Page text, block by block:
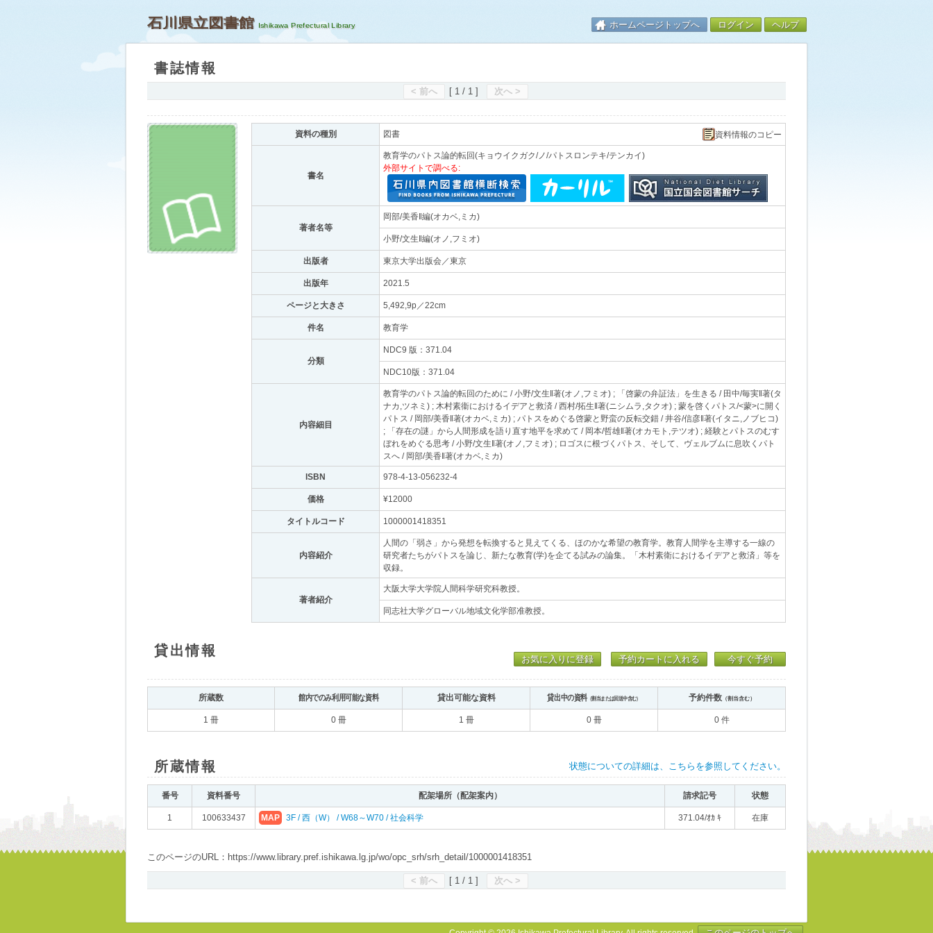
石川県立図書館 ホームページトップへ ログイン ヘルプ
書誌情報
< 前へ [ 1 / 1 ] 次へ >
資料の種別 図書 資料情報のコピー
書名
教育学のパトス論的転回(キョウイクガク/ノ/パトスロンテキ/テンカイ)
外部サイトで調べる:
著者名等
岡部/美香‖編(オカベ,ミカ)
小野/文生‖編(オノ,フミオ)
出版者 東京大学出版会／東京
出版年 2021.5
ページと大きさ 5,492,9p／22cm
件名 教育学
分類
NDC9 版：371.04
NDC10版：371.04
内容細目
教育学のパトス論的転回のために / 小野/文生‖著(オノ,フミオ) ; 「啓蒙の弁証法」を生きる / 田中/毎実‖著(タ
ナカ,ツネミ) ; 木村素衞におけるイデアと救済 / 西村/拓生‖著(ニシムラ,タクオ) ; 蒙を啓くパトス/<蒙>に開く
パトス / 岡部/美香‖著(オカベ,ミカ) ; パトスをめぐる啓蒙と野蛮の反転交錯 / 井谷/信彦‖著(イタニ,ノブヒコ)
; 「存在の謎」から人間形成を語り直す地平を求めて / 岡本/哲雄‖著(オカモト,テツオ) ; 経験とパトスのむす
ぼれをめぐる思考 / 小野/文生‖著(オノ,フミオ) ; ロゴスに根づくパトス、そして、ヴェルブムに息吹くパト
スへ / 岡部/美香‖著(オカベ,ミカ)
ISBN 978-4-13-056232-4
価格 ¥12000
タイトルコード 1000001418351
内容紹介
人間の「弱さ」から発想を転換すると見えてくる、ほのかな希望の教育学。教育人間学を主導する一線の
研究者たちがパトスを論じ、新たな教育(学)を企てる試みの論集。「木村素衛におけるイデアと救済」等を
収録。
著者紹介
大阪大学大学院人間科学研究科教授。
同志社大学グローバル地域文化学部准教授。
貸出情報
お気に入りに登録 予約カートに入れる 今すぐ予約
所蔵数 館内でのみ利用可能な資料 貸出可能な資料 貸出中の資料（割当または回送中含む） 予約件数（割当含む）
1 冊 0 冊 1 冊 0 冊 0 件
所蔵情報 状態についての詳細は、こちらを参照してください。
番号 資料番号 配架場所（配架案内） 請求記号 状態
1 100633437 MAP 3F / 西（W） / W68～W70 / 社会科学 371.04/ｵｶ ｷ 在庫
このページのURL：https://www.library.pref.ishikawa.lg.jp/wo/opc_srh/srh_detail/1000001418351
< 前へ [ 1 / 1 ] 次へ >